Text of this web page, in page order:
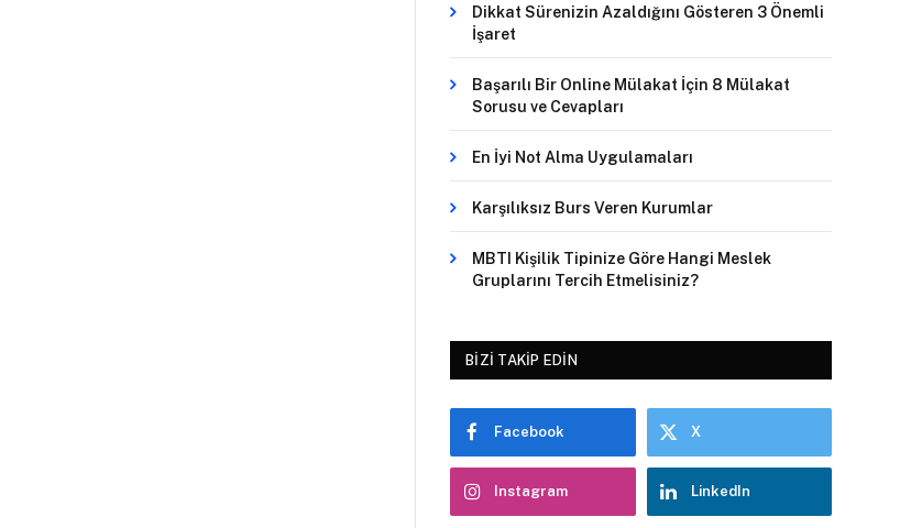
Dikkat Sürenizin Azaldığını Gösteren 3 Önemli
İşaret
Başarılı Bir Online Mülakat İçin 8 Mülakat
Sorusu ve Cevapları
En İyi Not Alma Uygulamaları
Karşılıksız Burs Veren Kurumlar
MBTI Kişilik Tipinize Göre Hangi Meslek
Gruplarını Tercih Etmelisiniz?
BIZI TAKIP EDIN
Facebook X
Instagram LinkedIn